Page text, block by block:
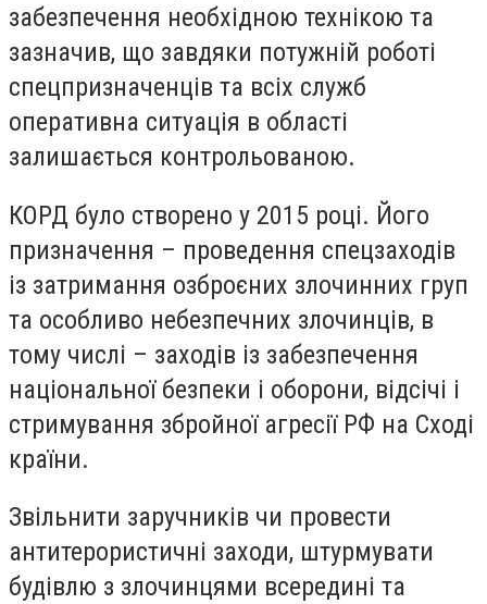
забезпечення необхідною технікою та
зазначив, що завдяки потужній роботі
спецпризначенців та всіх служб
оперативна ситуація в області
залишається контрольованою.
КОРД було створено у 2015 році. Його
призначення – проведення спецзаходів
із затримання озброєних злочинних груп
та особливо небезпечних злочинців, в
тому числі – заходів із забезпечення
національної безпеки і оборони, відсічі і
стримування збройної агресії РФ на Сході
країни.
Звільнити заручників чи провести
антитерористичні заходи, штурмувати
будівлю з злочинцями всередині та